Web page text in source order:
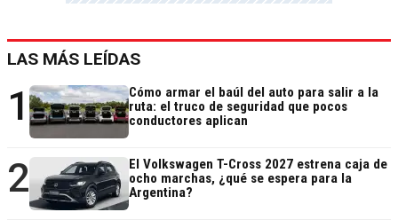
LAS MÁS LEÍDAS
1
Cómo armar el baúl del auto para salir a la
ruta: el truco de seguridad que pocos
conductores aplican
2
El Volkswagen T-Cross 2027 estrena caja de
ocho marchas, ¿qué se espera para la
Argentina?